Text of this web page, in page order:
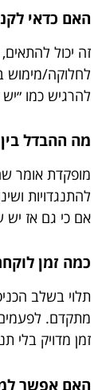
האם כדאי
זה יכול
לחלוקה/מימוש
להרגיש כמו
מה ההבדל
מופקדת אומר
להתנגדויות
אם כי גם אז יש
כמה זמן
תלוי בשלב
מתקדם.
זמן מדויק בלי
האם אפשר